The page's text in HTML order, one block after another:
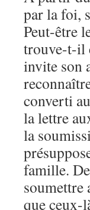
par la foi,
Peut-être
trouve-t-il
invite son
converti
la lettre
la
famille.
soumettre
que ceux-